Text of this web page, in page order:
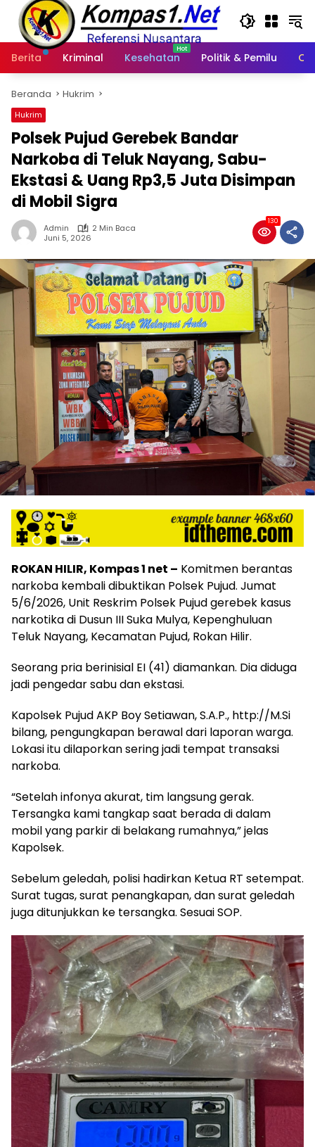
Langsung
konten
Berita
Kriminal Kesehatan Politik & Pemilu
Beranda Hukrim
Hukrim
Polsek Pujud Gerebek Bandar
Narkoba di Teluk Nayang, Sabu-
Ekstasi & Uang Rp3,5 Juta Disimpan
di Mobil Sigra
Admin
2 Min Baca
Juni 5, 2026
130
ROKAN HILIR, Kompas 1 net – Komitmen berantas
narkoba kembali dibuktikan Polsek Pujud. Jumat
5/6/2026, Unit Reskrim Polsek Pujud gerebek kasus
narkotika di Dusun III Suka Mulya, Kepenghuluan
Teluk Nayang, Kecamatan Pujud, Rokan Hilir.
Seorang pria berinisial EI (41) diamankan. Dia diduga
jadi pengedar sabu dan ekstasi.
Kapolsek Pujud AKP Boy Setiawan, S.A.P., http://M.Si
bilang, pengungkapan berawal dari laporan warga.
Lokasi itu dilaporkan sering jadi tempat transaksi
narkoba.
“Setelah infonya akurat, tim langsung gerak.
Tersangka kami tangkap saat berada di dalam
mobil yang parkir di belakang rumahnya,” jelas
Kapolsek.
Sebelum geledah, polisi hadirkan Ketua RT setempat.
Surat tugas, surat penangkapan, dan surat geledah
juga ditunjukkan ke tersangka. Sesuai SOP.